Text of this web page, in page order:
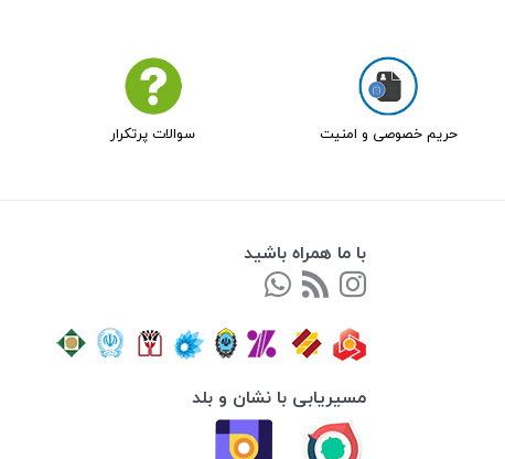
حریم خصوصی و امنیت سوالات پرتکرار
با ما همراه باشید
مسیریابی با نشان و بلد